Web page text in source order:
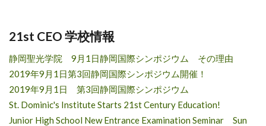
21st CEO 学校情報
静岡聖光学院 9月1日静岡国際シンポジウム その理由
2019年9月1日第3回静岡国際シンポジウム開催！
2019年9月1日 第3回静岡国際シンポジウム
St. Dominic's Institute Starts 21st Century Education!
Junior High School New Entrance Examination Seminar Sun